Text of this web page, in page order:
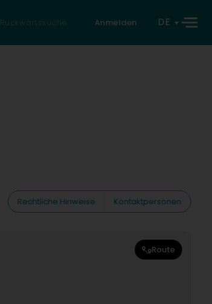
Rückwärtssuche Anmelden DE
Rechtliche Hinweise
Kontaktpersonen
Route